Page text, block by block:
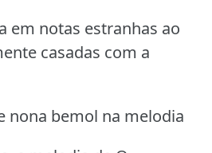
em notas estranhas ao
casadas com a
nona bemol na melodia